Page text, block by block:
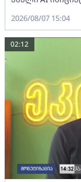
2026/08/07 15:04
02:12